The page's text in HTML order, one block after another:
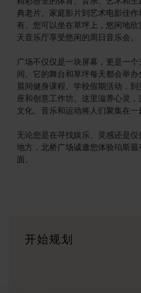
典老片、家庭影片到艺术电影佳
有。您可以坐在草坪上，悠闲地
天音乐厅享受悠闲的周日音乐会。
广场不仅仅是一块屏幕，更是一
间。它的舞台和草坪每天都会举
晨间健身课程、学校假期活动，
座和创意工作坊。这里滋养心灵
文化、音乐和运动将人们聚集在一
无论您是在寻找娱乐、灵感还是
地方，北桥广场诚邀您体验珀斯
面。
<p>准备好探索了？请看看这些来自西
开始规划